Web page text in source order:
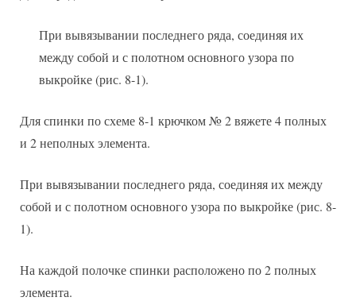
При вывязывании последнего ряда, соединяя их
между собой и с полотном основного узора по
выкройке (рис. 8-1).
Для спинки по схеме 8-1 крючком № 2 вяжете 4 полных
и 2 неполных элемента.
При вывязывании последнего ряда, соединяя их между
собой и с полотном основного узора по выкройке (рис. 8-
1).
На каждой полочке спинки расположено по 2 полных
элемента.